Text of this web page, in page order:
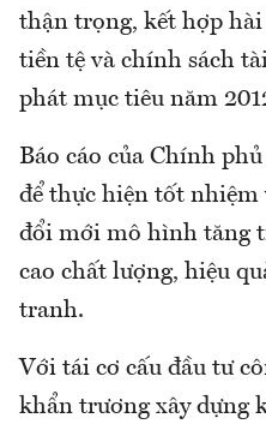
thận trọng, kết hợp
tiền tệ và chính sách
phát mục tiêu năm
Báo cáo của Chính
để thực hiện tốt nhiệm
đổi mới mô hình tăng
cao chất lượng, hiệu
tranh.
Với tái cơ cấu đầu tư
khẩn trương xây dựng